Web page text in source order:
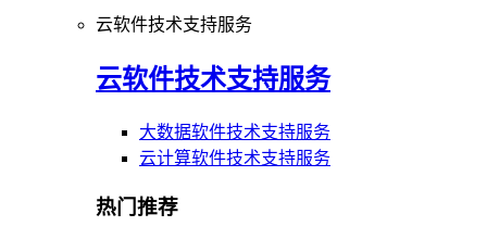
云软件技术支持服务
云软件技术支持服务
大数据软件技术支持服务
云计算软件技术支持服务
热门推荐